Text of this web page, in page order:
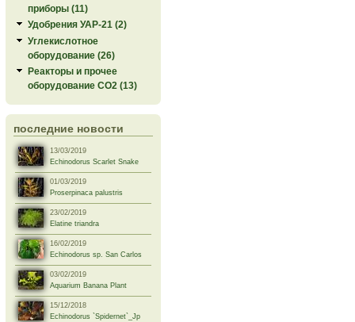
приборы (11)
Удобрения УАР-21 (2)
Углекислотное
оборудование (26)
Реакторы и прочее
оборудование СО2 (13)
последние новости
13/03/2019
Echinodorus Scarlet Snake
01/03/2019
Proserpinaca palustris
23/02/2019
Elatine triandra
16/02/2019
Echinodorus sp. San Carlos
03/02/2019
Aquarium Banana Plant
15/12/2018
Echinodorus `Spidernet`_Jp